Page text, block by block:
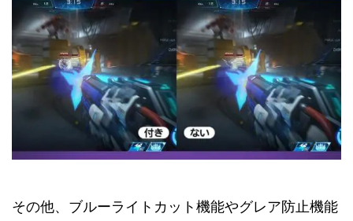
その他、ブルーライトカット機能やグレア防止機能